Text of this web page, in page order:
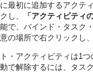
最初に追加するアク
し、
「アクティビテ
で、バインド・タス
の場所で右クリックし
・アクティビティは1
で解除するには、タス